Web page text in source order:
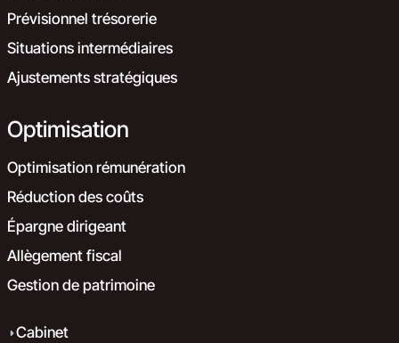
Prévisionnel trésorerie
Situations intermédiaires
Ajustements stratégiques
Optimisation
Optimisation rémunération
Réduction des coûts
Épargne dirigeant
Allègement fiscal
Gestion de patrimoine
Cabinet